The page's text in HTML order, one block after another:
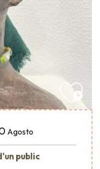
Agosto
public